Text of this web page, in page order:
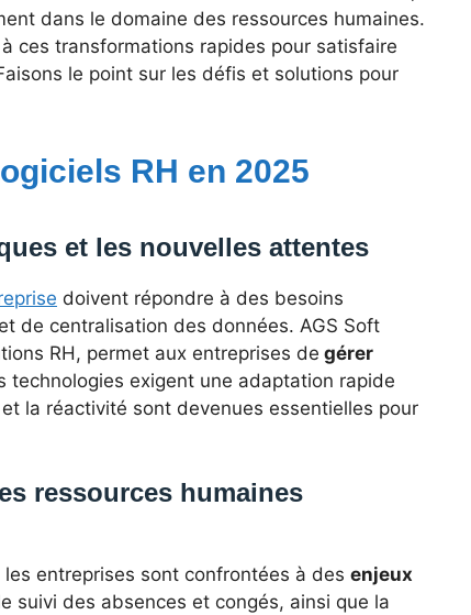
dans le domaine des ressources humaines.
ces transformations rapides pour satisfaire
le point sur les défis et solutions pour
RH en 2025
et les nouvelles attentes
doivent répondre à des besoins
de centralisation des données. AGS Soft
RH, permet aux entreprises de gérer
technologies exigent une adaptation rapide
la réactivité sont devenues essentielles pour
ressources humaines
entreprises sont confrontées à des enjeux
suivi des absences et congés, ainsi que la